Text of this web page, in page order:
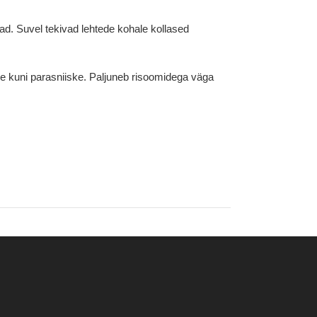
Suvel tekivad lehtede kohale kollased
kuni parasniiske. Paljuneb risoomidega väga